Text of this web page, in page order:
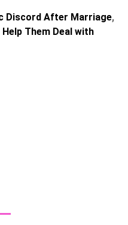
Discord After Marriage,
Them Deal with